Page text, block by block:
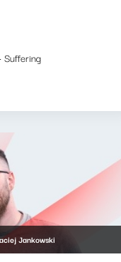
Suffering
Jankowski